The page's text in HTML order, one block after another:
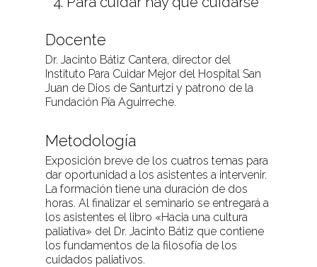
Docente
Dr. Jacinto Bátiz Cantera, director del
Instituto Para Cuidar Mejor del Hospital San
Juan de Dios de Santurtzi y patrono de la
Fundación Pía Aguirreche.
Metodología
Exposición breve de los cuatros temas para
dar oportunidad a los asistentes a intervenir.
La formación tiene una duración de dos
horas. Al finalizar el seminario se entregará a
los asistentes el libro «Hacia una cultura
paliativa» del Dr. Jacinto Bátiz que contiene
los fundamentos de la filosofía de los
cuidados paliativos.